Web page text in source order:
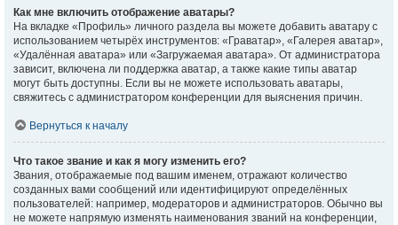
Как мне включить отображение аватары?
На вкладке «Профиль» личного раздела вы можете добавить аватару с
использованием четырёх инструментов: «Граватар», «Галерея аватар»,
«Удалённая аватара» или «Загружаемая аватара». От администратора
зависит, включена ли поддержка аватар, а также какие типы аватар
могут быть доступны. Если вы не можете использовать аватары,
свяжитесь с администратором конференции для выяснения причин.
Вернуться к началу
Что такое звание и как я могу изменить его?
Звания, отображаемые под вашим именем, отражают количество
созданных вами сообщений или идентифицируют определённых
пользователей: например, модераторов и администраторов. Обычно вы
не можете напрямую изменять наименования званий на конференции,